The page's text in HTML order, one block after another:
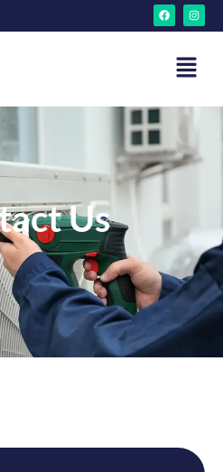
Us